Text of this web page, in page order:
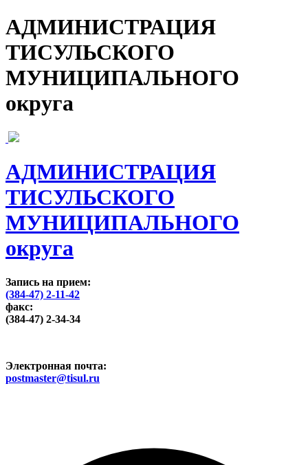
АДМИНИСТРАЦИЯ
ТИСУЛЬСКОГО
МУНИЦИПАЛЬНОГО
округа
АДМИНИСТРАЦИЯ
ТИСУЛЬСКОГО
МУНИЦИПАЛЬНОГО
округа
Запись на прием:
(384-47) 2-11-42
факс:
(384-47) 2-34-34
Электронная почта:
postmaster@tisul.ru